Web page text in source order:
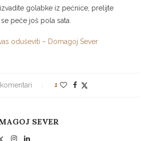
golabke iz pećnice, prelijte
peče još pola sata.
oduševiti – Domagoj Sever
1
SEVER